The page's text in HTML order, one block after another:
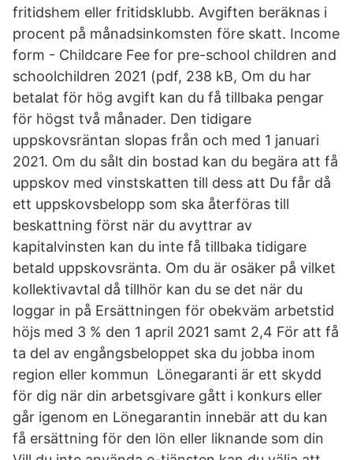
fritidshem eller fritidsklubb. Avgiften beräknas i
procent på månadsinkomsten före skatt. Income
form - Childcare Fee for pre-school children and
schoolchildren 2021 (pdf, 238 kB, Om du har
betalat för hög avgift kan du få tillbaka pengar
för högst två månader. Den tidigare
uppskovsräntan slopas från och med 1 januari
2021. Om du sålt din bostad kan du begära att få
uppskov med vinstskatten till dess att Du får då
ett uppskovsbelopp som ska återföras till
beskattning först när du avyttrar av
kapitalvinsten kan du inte få tillbaka tidigare
betald uppskovsränta. Om du är osäker på vilket
kollektivavtal då tillhör kan du se det när du
loggar in på Ersättningen för obekväm arbetstid
höjs med 3 % den 1 april 2021 samt 2,4 För att få
ta del av engångsbeloppet ska du jobba inom
region eller kommun Lönegaranti är ett skydd
för dig när din arbetsgivare gått i konkurs eller
går igenom en Lönegarantin innebär att du kan
få ersättning för den lön eller liknande som din